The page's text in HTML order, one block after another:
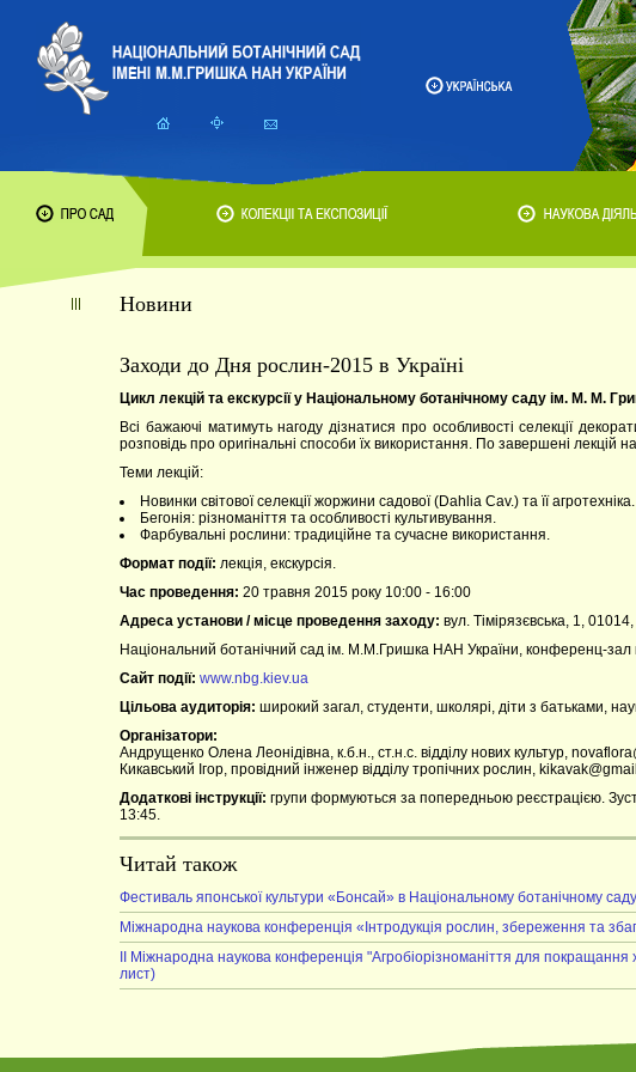
Новини
Заходи до Дня рослин-2015 в Україні
Цикл лекцій та екскурсії у Національному ботанічному саду ім. М. М.
Всі бажаючі матимуть нагоду дізнатися про особливості селекції
розповідь про оригінальні способи їх використання. По завершені лекцій
Теми лекцій:
Новинки світової селекції жоржини садової (Dahlia Cav.) та її агротехніка.
Бегонія: різноманіття та особливості культивування.
Фарбувальні рослини: традиційне та сучасне використання.
Формат події: лекція, екскурсія.
Час проведення: 20 травня 2015 року 10:00 - 16:00
Адреса установи / місце проведення заходу: вул. Тімірязєвська, 1,
Національний ботанічний сад ім. М.М.Гришка НАН України, конференц-
Сайт події: www.nbg.kiev.ua
Цільова аудиторія: широкий загал, студенти, школярі, діти з батьками,
Організатори:
Андрущенко Олена Леонідівна, к.б.н., ст.н.с. відділу нових культур,
Кикавський Ігор, провідний інженер відділу тропічних рослин,
Додаткові інструкції: групи формуються за попередньою реєстрацією.
13:45.
Читай також
Фестиваль японської культури «Бонсай» в Національному ботанічному
Міжнародна наукова конференція «Інтродукція рослин, збереження та
II Міжнародна наукова конференція "Агробіорізноманіття для
лист)